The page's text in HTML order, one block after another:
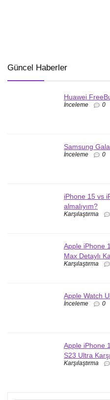
Güncel Haberler
Huawei
İnceleme 0
Samsung
İnceleme 0
iPhone 15 vs
almalıyım?
Karşılaştırma
Apple iPhone
Max Detaylı
Karşılaştırma
Apple Watch
İnceleme 0
Apple iPhone
S23 Ultra
Karşılaştırma